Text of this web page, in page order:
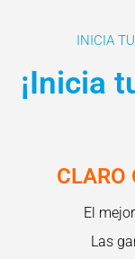
INICIA
¡Inicia
CLARO
El
Las